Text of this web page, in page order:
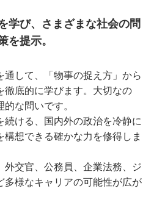
学び、さまざまな社会の問
を提示。
通して、「物事の捉え方」から
徹底的に学びます。大切なの
な問いです。
続ける、国内外の政治を冷静に
想できる確かな力を修得しま
外交官、公務員、企業法務、ジ
多様なキャリアの可能性が広が